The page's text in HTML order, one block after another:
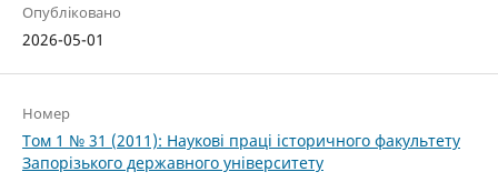
Опубліковано
2026-05-01
Номер
Том 1 № 31 (2011): Наукові праці історичного факультету
Запорізького державного університету